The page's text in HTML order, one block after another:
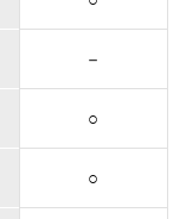
－
○
○